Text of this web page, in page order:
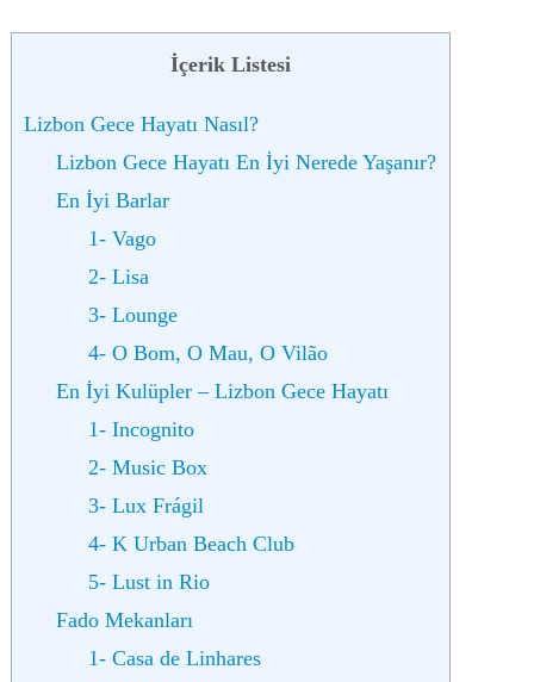
İçerik Listesi
Lizbon Gece Hayatı Nasıl?
Lizbon Gece Hayatı En İyi Nerede Yaşanır?
En İyi Barlar
1- Vago
2- Lisa
3- Lounge
4- O Bom, O Mau, O Vilão
En İyi Kulüpler – Lizbon Gece Hayatı
1- Incognito
2- Music Box
3- Lux Frágil
4- K Urban Beach Club
5- Lust in Rio
Fado Mekanları
1- Casa de Linhares